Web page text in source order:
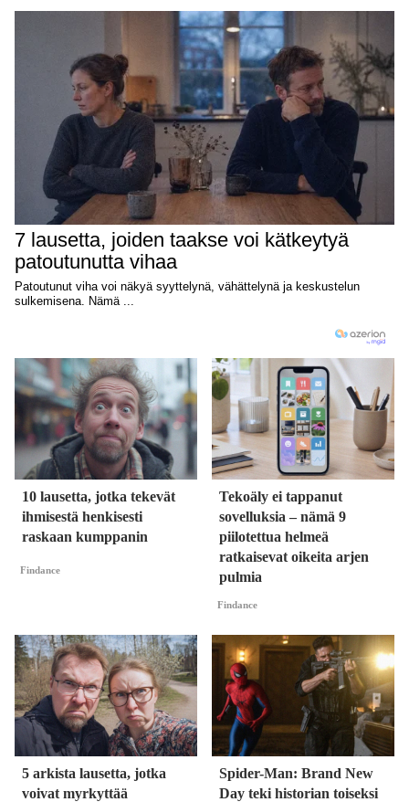
10 lausetta, jotka tekevät
ihmisestä henkisesti
raskaan kumppanin
Findance
Tekoäly ei tappanut
sovelluksia – nämä 9
piilotettua helmeä
ratkaisevat oikeita arjen
pulmia
Findance
5 arkista lausetta, jotka
voivat myrkyttää
Spider-Man: Brand New
Day teki historian toiseksi